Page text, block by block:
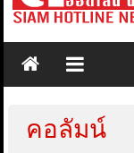
คอลัมน์